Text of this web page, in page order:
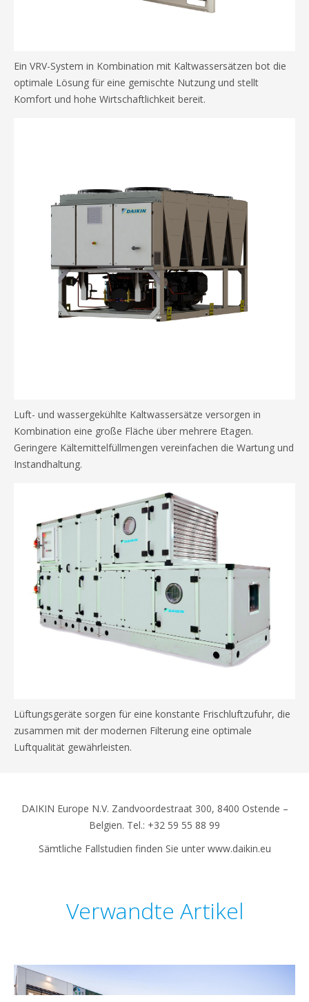
Ein VRV-System in Kombination mit Kaltwassersätzen bot die
optimale Lösung für eine gemischte Nutzung und stellt
Komfort und hohe Wirtschaftlichkeit bereit.
Luft- und wassergekühlte Kaltwassersätze versorgen in
Kombination eine große Fläche über mehrere Etagen.
Geringere Kältemittelfüllmengen vereinfachen die Wartung und
Instandhaltung.
Lüftungsgeräte sorgen für eine konstante Frischluftzufuhr, die
zusammen mit der modernen Filterung eine optimale
Luftqualität gewährleisten.
DAIKIN Europe N.V. Zandvoordestraat 300, 8400 Ostende –
Belgien. Tel.: +32 59 55 88 99
Sämtliche Fallstudien finden Sie unter www.daikin.eu
Verwandte Artikel